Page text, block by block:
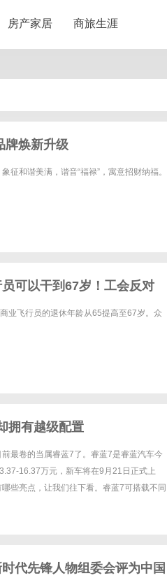
房产家居 商旅生涯
牌焕新升级
征和谐美满，谐音“福禄”，寓意招财纳福。
可以干到67岁！工会反对
业飞行员的退休年龄从65提高至67岁。众
拥有越级配置
最卷的当属睿蓝7了。睿蓝7是睿蓝汽车今
16.37万元，新车将在9月21日正式上
些亮点，让我们往下看。睿蓝7可搭载不同
代先锋人物组委会评为中国